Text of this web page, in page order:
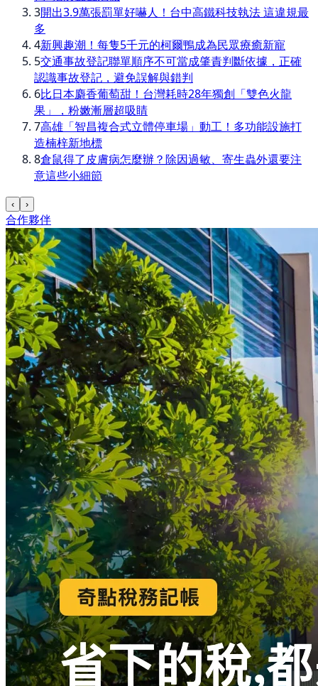
3開出3.9萬張罰單好嚇人！台中高鐵科技執法 這違規最
多
4新興趣潮！每隻5千元的柯爾鴨成為民眾療癒新寵
5交通事故登記聯單順序不可當成肇責判斷依據，正確
認識事故登記，避免誤解與錯判
6比日本麝香葡萄甜！台灣耗時28年獨創「雙色火龍
果」，粉嫩漸層超吸睛
7高雄「智昌複合式立體停車場」動工！多功能設施打
造楠梓新地標
8倉鼠得了皮膚病怎麼辦？除因過敏、寄生蟲外還要注
意這些小細節
‹ ›
合作夥伴